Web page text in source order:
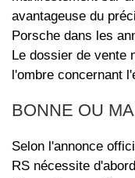
avantageuse du
Porsche dans les
Le dossier de vente
l'ombre concernant
BONNE OU
Selon l'annonce
RS nécessite